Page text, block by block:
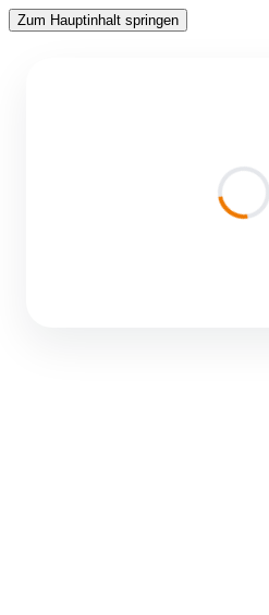
Zum Hauptinhalt springen